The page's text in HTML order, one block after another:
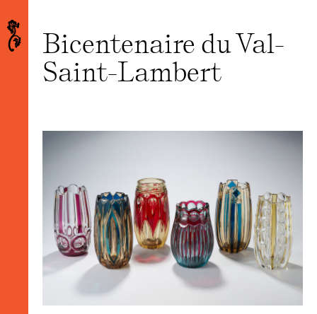
Bicentenaire du Val-
Saint-Lambert